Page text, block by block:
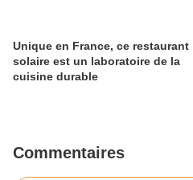
Unique en France, ce restaurant
solaire est un laboratoire de la
cuisine durable
Commentaires